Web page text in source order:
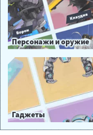
Персонажи и оружие
Гаджеты